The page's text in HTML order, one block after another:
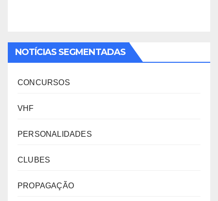
NOTÍCIAS SEGMENTADAS
CONCURSOS
VHF
PERSONALIDADES
CLUBES
PROPAGAÇÃO